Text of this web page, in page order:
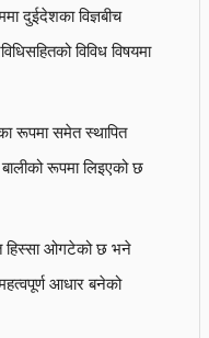
दुईदेशका विज्ञबीच
विविध विषयमा
रूपमा समेत स्थापित
रूपमा लिइएको छ
हिस्सा ओगटेको छ भने
आधार बनेको